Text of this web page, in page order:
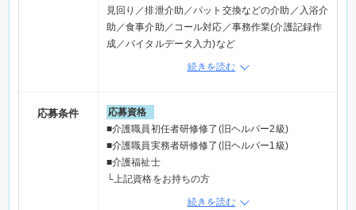
見回り／排泄介助／パット交換などの介助／入浴介
助／食事介助／コール対応／事務作業(介護記録作
成／バイタルデータ入力)など
多い◎
＊個性を大切にするので、髪色、髪型、ピアス、フ
ァッションタトゥーOK◎
電話応募の際は「Elabel(えらべる求人サイト)」を
続きを読む
応募条件
応募資格
■介護職員初任者研修修了(旧ヘルパー2級)
■介護職員実務者研修修了(旧ヘルパー1級)
■介護福祉士
└上記資格をお持ちの方
続きを読む